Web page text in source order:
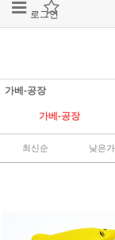
로그인
가베-공장
가베-공장
최신순 낮은